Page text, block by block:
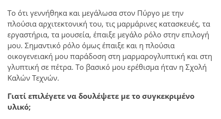
Το ότι γεννήθηκα και μεγάλωσα στον Πύργο με την
πλούσια αρχιτεκτονική του, τις μαρμάρινες κατασκευές, τα
εργαστήρια, τα μουσεία, έπαιξε μεγάλο ρόλο στην επιλογή
μου. Σημαντικό ρόλο όμως έπαιξε και η πλούσια
οικογενειακή μου παράδοση στη μαρμαρογλυπτική και στη
γλυπτική σε πέτρα. Το βασικό μου ερέθισμα ήταν η Σχολή
Καλών Τεχνών.
Γιατί επιλέγετε να δουλέψετε με το συγκεκριμένο
υλικό;